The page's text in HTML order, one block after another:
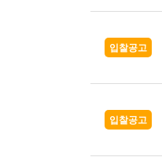
입찰공고
입찰공고